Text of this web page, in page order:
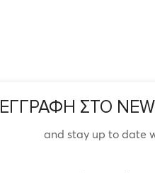
ΕΓΓΡΑΦΗ ΣΤΟ
and stay up to date